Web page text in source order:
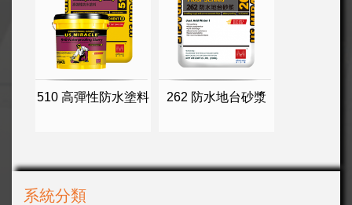
510 高彈性防水塗料 262 防水地台砂漿
系統分類